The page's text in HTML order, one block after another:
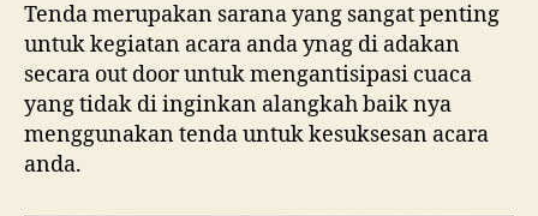
Tenda merupakan sarana yang sangat penting
untuk kegiatan acara anda ynag di adakan
secara out door untuk mengantisipasi cuaca
yang tidak di inginkan alangkah baik nya
menggunakan tenda untuk kesuksesan acara
anda.